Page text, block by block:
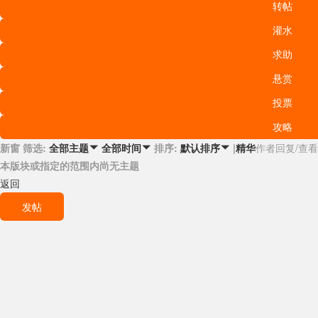
转帖
灌水
求助
悬赏
投票
攻略
新窗 筛选: 全部主题 全部时间  排序: 默认排序 |精华作者回复/查看
本版块或指定的范围内尚无主题
返回
发帖